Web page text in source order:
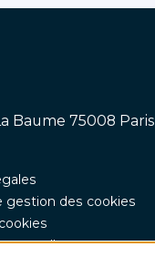
Baume 75008 Paris
gestion des cookies